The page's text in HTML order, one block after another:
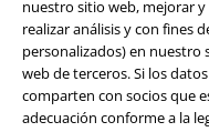
nuestro sitio web, mejorar
realizar análisis y con fines
personalizados) en nuestro
web de terceros. Si los
comparten con socios que
adecuación conforme a la
A Warner